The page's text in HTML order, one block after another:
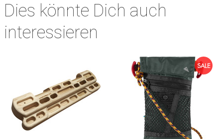
Dies könnte Dich auch
interessieren